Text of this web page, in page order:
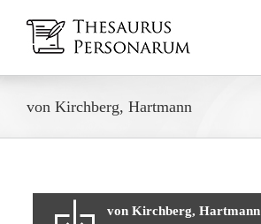
Inhalt
springen
von Kirchberg, Hartmann
von Kirchberg, Hartmann